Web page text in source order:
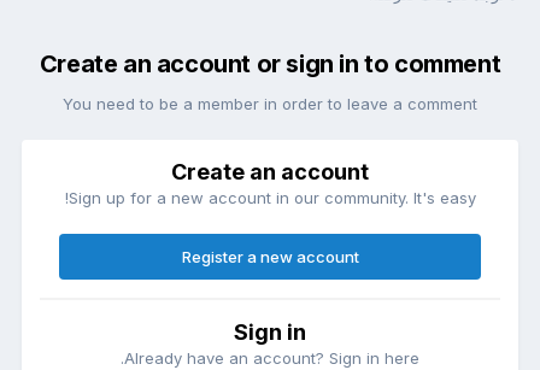
Create an account or sign in to comment
You need to be a member in order to leave a comment
Create an account
Sign up for a new account in our community. It's easy!
Register a new account
Sign in
Already have an account? Sign in here.